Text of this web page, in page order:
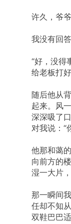
许久，爷
我没有回
“好，没得
给老板打
随后他从
起来。风
深深吸了
对我说：“
他那和蔼
向前方的
湿一大片
那一瞬间
任却不知
双鞋巴巴